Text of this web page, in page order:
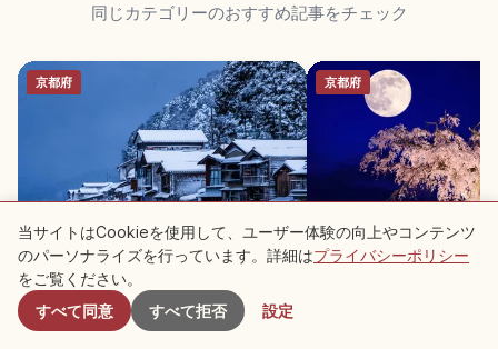
同じカテゴリーのおすすめ記事をチェック
京都府
京都・伊根の舟屋｜海に浮かぶ伝統
町並みの観光ガイド
京都府
円山公園の見どころ｜祇
と京都散策
付近のスポット
当サイトはCookieを使用して、ユーザー体験の向上やコンテンツ
のパーソナライズを行っています。詳細はプライバシーポリシー
をご覧ください。
すべて同意
すべて拒否 設定